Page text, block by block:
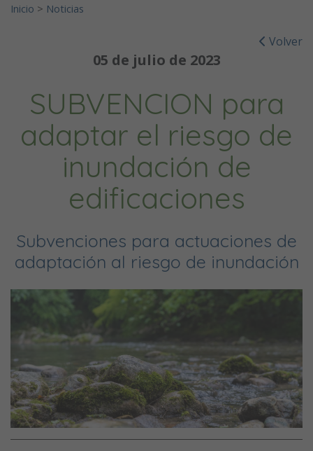
Inicio > Noticias
Volver
05 de julio de 2023
SUBVENCION para
adaptar el riesgo de
inundación de
edificaciones
Subvenciones para actuaciones de
adaptación al riesgo de inundación